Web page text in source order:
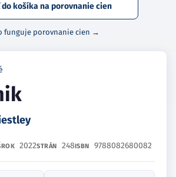
do košíka na porovnanie cien
funguje porovnanie cien →
ROK 2022STRÁN 248ISBN 9788082680082